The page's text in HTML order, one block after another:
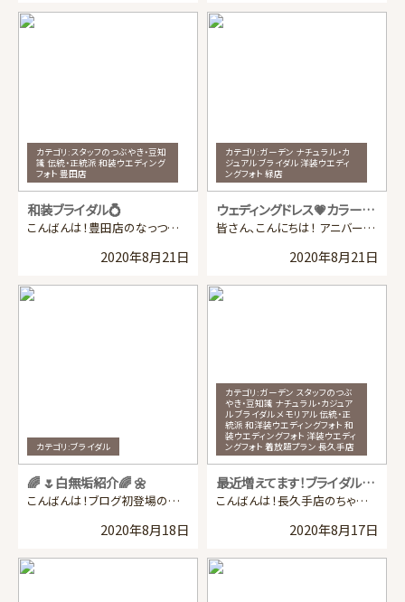
和装ブライダル💍
こんばんは！豊田店のなっつです 😃 今回は白無垢でのお写真をご紹介させて頂こうと思います 😄 和装で […]
カテゴリ:スタッフのつぶやき・豆知
識 伝統・正統派 和装ウエディング
フォト 豊田店
2020年8月21日
ウェディングドレス💗カラードレス
皆さん、こんにちは！ アニバーサルスタジオ緑店のおやぎです🐐メェ～ お久しぶりの登場となりました！ […]
カテゴリ:ガーデン ナチュラル・カ
ジュアル ブライダル 洋装ウエディ
ングフォト 緑店
2020年8月21日
🌈 🌷白無垢紹介🌈 🌼
こんばんは！ブログ初登場の江南店のあムロちゃんです！ 🐥 最近暑い日が続いていますが、みなさん体 […]
カテゴリ:ブライダル
2020年8月18日
最近増えてます！ブライダル着放題👗👗👗
こんばんは！長久手店のちゃんまなです💛 タイトルにも書きましたが、最近着放題の予約が増えてきているん […]
カテゴリ:ガーデン スタッフのつぶ
やき・豆知識 ナチュラル・カジュア
ル ブライダル メモリアル 伝統・正
統派 和洋装ウエディングフォト 和
装ウエディングフォト 洋装ウエディ
ングフォト 着放題プラン 長久手店
2020年8月17日